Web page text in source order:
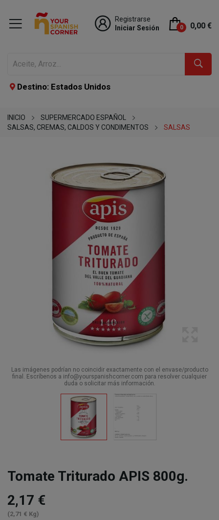
Registrarse
Iniciar Sesión
0 0,00 €
Destino: Estados Unidos
INICIO
SUPERMERCADO ESPAÑOL
SALSAS, CREMAS, CALDOS Y CONDIMENTOS
SALSAS
Las imágenes podrían no coincidir exactamente con el envase/producto
final. Escríbenos a info@yourspanishcorner.com para resolver cualquier
duda o solicitar más información.
Tomate Triturado APIS 800g.
2,17 €
(2,71 € Kg)